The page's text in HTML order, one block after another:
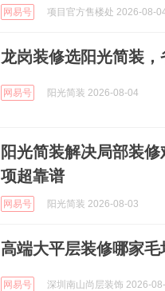
网易号 项目官方售楼处 2026-08-
龙岗装修选阳光简装
网易号 阳光简装 2026-08-04
阳光简装解决局部装
项超靠谱
网易号 阳光简装 2026-08-03
高端大平层装修哪家
网易号 深圳南山尚层装饰 2026-